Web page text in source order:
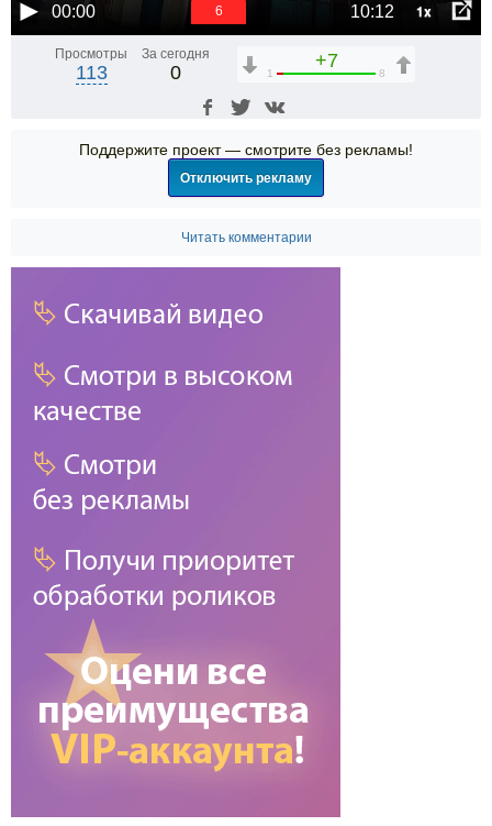
00:00 10:12 1x
5
Просмотры
113
За сегодня
0
+7
1 8
Поддержите проект — смотрите без рекламы!
Отключить рекламу
Читать комментарии